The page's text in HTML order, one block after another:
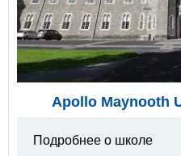
Apollo Maynooth
Подробнее о школе